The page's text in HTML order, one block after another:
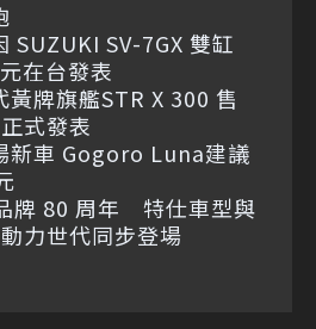
SUZUKI SV-7GX 雙缸
在台發表
黃牌旗艦STR X 300 售
式發表
新車 Gogoro Luna建議
牌 80 周年 特仕車型與
力世代同步登場